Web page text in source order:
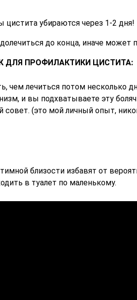
убираются через 1-2 дня!
долечиться до конца, иначе может
ДЛЯ ПРОФИЛАКТИКИ ЦИСТИТА:
чем лечиться потом несколько
и вы подхватываете эту
совет. (это мой личный опыт,
близости избавят от
в туалет по маленькому.